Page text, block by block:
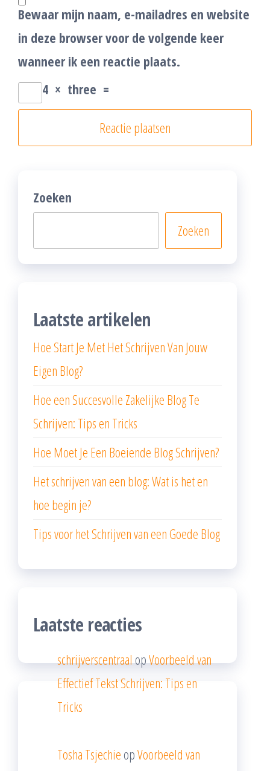
Bewaar mijn naam, e-mailadres en website
in deze browser voor de volgende keer
wanneer ik een reactie plaats.
4 × three =
Zoeken
Zoeken
Laatste artikelen
Hoe Start Je Met Het Schrijven Van Jouw
Eigen Blog?
Hoe een Succesvolle Zakelijke Blog Te
Schrijven: Tips en Tricks
Hoe Moet Je Een Boeiende Blog Schrijven?
Het schrijven van een blog: Wat is het en
hoe begin je?
Tips voor het Schrijven van een Goede Blog
Laatste reacties
schrijverscentraalopVoorbeeld van
Effectief Tekst Schrijven: Tips en
Tricks
Tosha Tsjechie opVoorbeeld van